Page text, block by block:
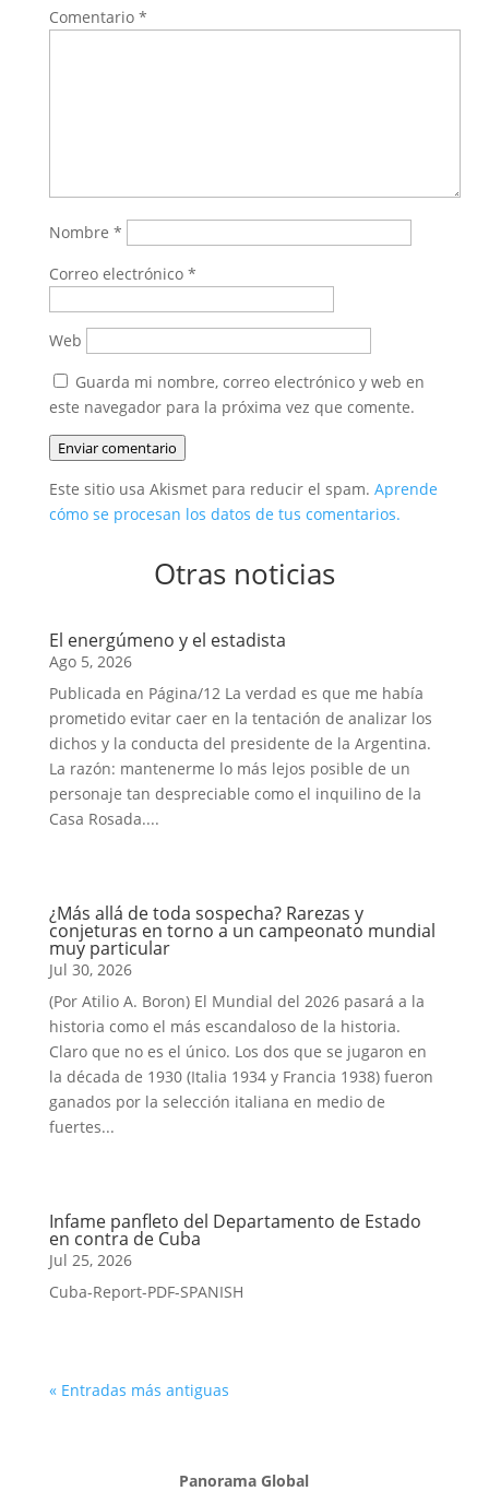
Comentario *
Nombre *
Correo electrónico *
Web
Guarda mi nombre, correo electrónico y web en
este navegador para la próxima vez que comente.
Enviar comentario
Este sitio usa Akismet para reducir el spam. Aprende
cómo se procesan los datos de tus comentarios.
Otras noticias
El energúmeno y el estadista
Ago 5, 2026
Publicada en Página/12 La verdad es que me había
prometido evitar caer en la tentación de analizar los
dichos y la conducta del presidente de la Argentina.
La razón: mantenerme lo más lejos posible de un
personaje tan despreciable como el inquilino de la
Casa Rosada....
¿Más allá de toda sospecha? Rarezas y
conjeturas en torno a un campeonato mundial
muy particular
Jul 30, 2026
(Por Atilio A. Boron) El Mundial del 2026 pasará a la
historia como el más escandaloso de la historia.
Claro que no es el único. Los dos que se jugaron en
la década de 1930 (Italia 1934 y Francia 1938) fueron
ganados por la selección italiana en medio de
fuertes...
Infame panfleto del Departamento de Estado
en contra de Cuba
Jul 25, 2026
Cuba-Report-PDF-SPANISH
« Entradas más antiguas
Panorama Global